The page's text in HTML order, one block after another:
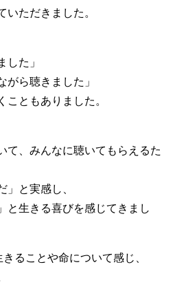
いただきました。
した」
がら聴きました」
こともありました。
て、みんなに聴いてもらえるた
」と実感し、
と生きる喜びを感じてきまし
ることや命について感じ、